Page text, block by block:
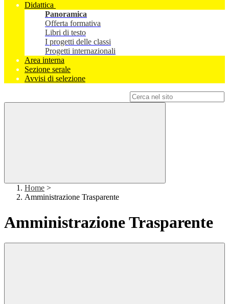
Didattica
Panoramica
Offerta formativa
Libri di testo
I progetti delle classi
Progetti internazionali
Area interna
Sezione serale
Avvisi di selezione
Home >
Amministrazione Trasparente
Amministrazione Trasparente